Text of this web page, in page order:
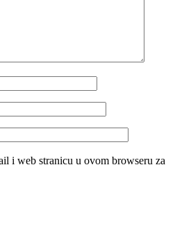
i web stranicu u ovom browseru za